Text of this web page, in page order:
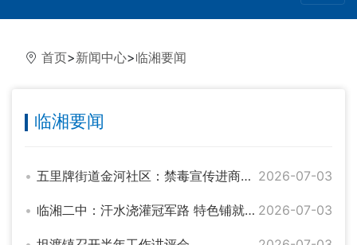
首页>新闻中心>临湘要闻
临湘要闻
五里牌街道金河社区：禁毒宣传进商铺 平安防线入人心 2026-07-03
临湘二中：汗水浇灌冠军路 特色铺就成才梯 2026-07-03